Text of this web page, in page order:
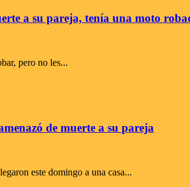
a su pareja, tenía una moto
pero no les...
de muerte a su pareja
este domingo a una casa...